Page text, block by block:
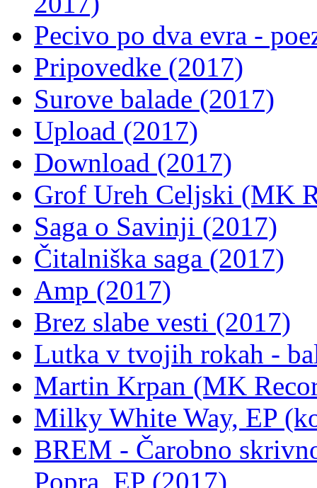
Pecivo po dva evra -
Pripovedke (2017)
Surove balade (2017)
Upload (2017)
Download (2017)
Grof Ureh Celjski (MK
Saga o Savinji (2017)
Čitalniška saga (2017)
Amp (2017)
Brez slabe vesti (2017)
Lutka v tvojih rokah -
Martin Krpan (MK
Milky White Way, EP
BREM - Čarobno
Popra, EP (2017)